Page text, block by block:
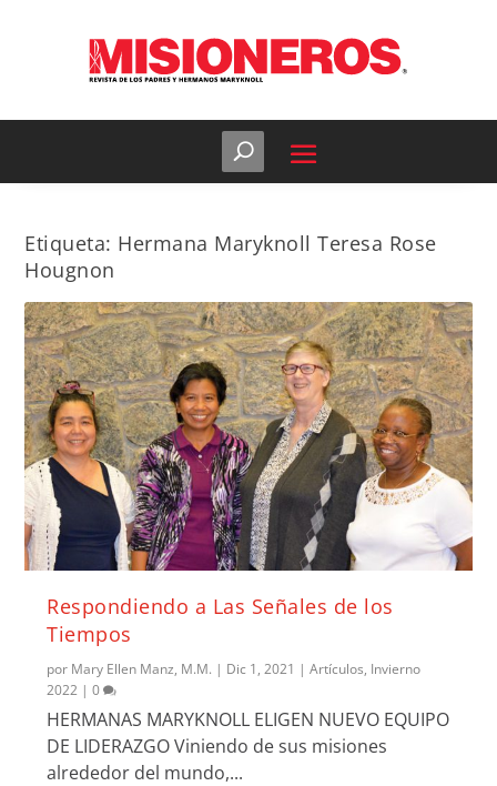
Etiqueta: Hermana Maryknoll Teresa Rose
Hougnon
Respondiendo a Las Señales de los
Tiempos
por Mary Ellen Manz, M.M. | Dic 1, 2021 |Artículos, Invierno
2022 |0
HERMANAS MARYKNOLL ELIGEN NUEVO EQUIPO
DE LIDERAZGO Viniendo de sus misiones
alrededor del mundo,...